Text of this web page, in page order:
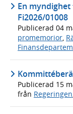
En
Fi2026/01008
Publicerad 04
promemorior,
Publicerad 15
från Regeringen